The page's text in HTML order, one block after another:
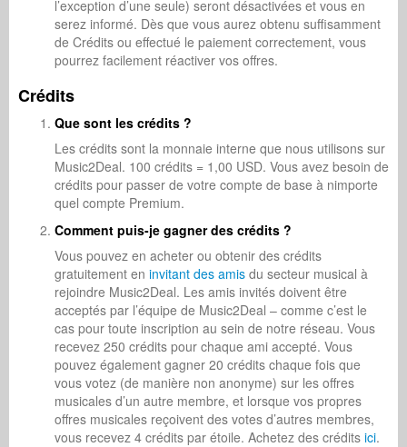
l’exception d’une seule) seront désactivées et vous en
serez informé. Dès que vous aurez obtenu suffisamment
de Crédits ou effectué le paiement correctement, vous
pourrez facilement réactiver vos offres.
Crédits
Que sont les crédits ?
Les crédits sont la monnaie interne que nous utilisons sur
Music2Deal. 100 crédits = 1,00 USD. Vous avez besoin de
crédits pour passer de votre compte de base à nimporte
quel compte Premium.
Comment puis-je gagner des crédits ?
Vous pouvez en acheter ou obtenir des crédits
gratuitement en invitant des amis du secteur musical à
rejoindre Music2Deal. Les amis invités doivent être
acceptés par l’équipe de Music2Deal – comme c’est le
cas pour toute inscription au sein de notre réseau. Vous
recevez 250 crédits pour chaque ami accepté. Vous
pouvez également gagner 20 crédits chaque fois que
vous votez (de manière non anonyme) sur les offres
musicales d’un autre membre, et lorsque vos propres
offres musicales reçoivent des votes d’autres membres,
vous recevez 4 crédits par étoile. Achetez des crédits ici.